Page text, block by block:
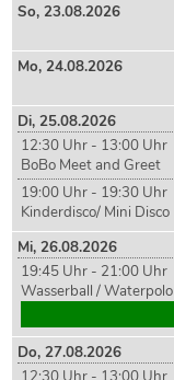
So,23.08.2026
Mo,24.08.2026
Di,25.08.2026
12:30 Uhr - 13:00 Uhr
BoBo Meet and Greet
19:00 Uhr - 19:30 Uhr
Kinderdisco/ Mini Disco
Mi,26.08.2026
19:45 Uhr - 21:00 Uhr
Wasserball / Waterpolo
Do,27.08.2026